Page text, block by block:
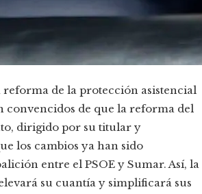
de la protección asistencial
convencidos de que la reforma del
dirigido por su titular y
los cambios ya han sido
entre el PSOE y Sumar. Así, la
su cuantía y simplificará sus